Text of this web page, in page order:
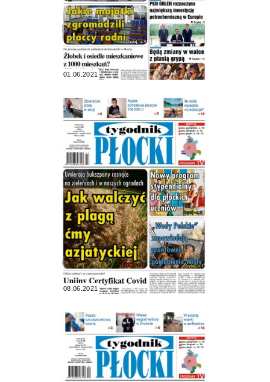
01.06.2021
08.06.2021